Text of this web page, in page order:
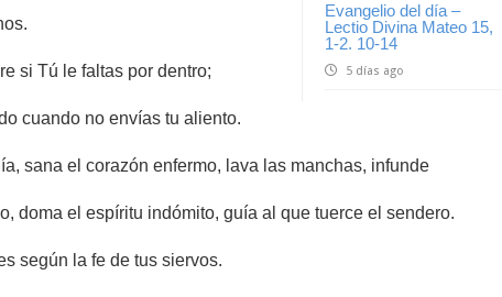
Evangelio del día –
Lectio Divina Mateo 15,
1-2. 10-14
5 días ago
si Tú le faltas por dentro;
cuando no envías tu aliento.
sana el corazón enfermo, lava las manchas, infunde
doma el espíritu indómito, guía al que tuerce el sendero.
según la fe de tus siervos.